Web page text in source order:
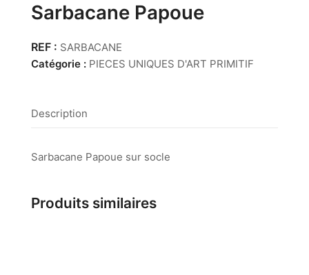
Sarbacane Papoue
SARBACANE
Catégorie : PIECES UNIQUES D'ART PRIMITIF
Description
Sarbacane Papoue sur socle
Produits similaires